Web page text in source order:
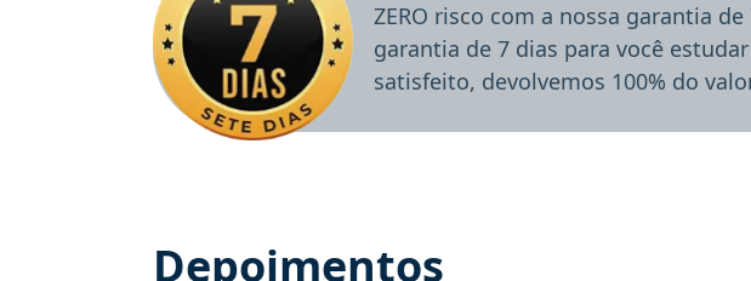
ZERO risco com a nossa garantia
garantia de 7 dias para você
satisfeito, devolvemos 100% do
Depoimentos